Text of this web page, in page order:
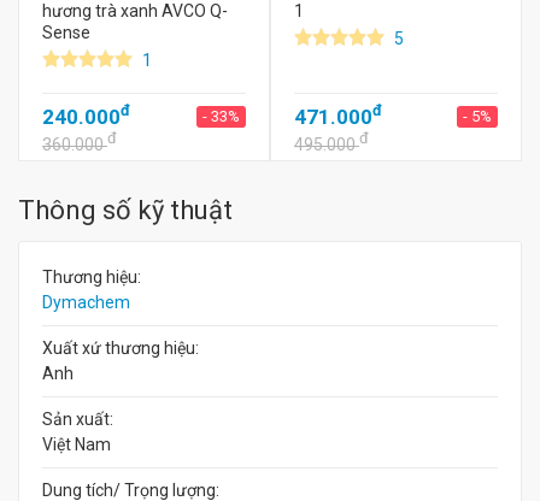
hương trà xanh AVCO Q-
Sense
1
240.000đ - 33%
360.000đ
1
5
471.000đ - 5%
495.000đ
Thông số kỹ thuật
Thương hiệu:
Dymachem
Xuất xứ thương hiệu:
Anh
Sản xuất:
Việt Nam
Dung tích/ Trọng lượng: